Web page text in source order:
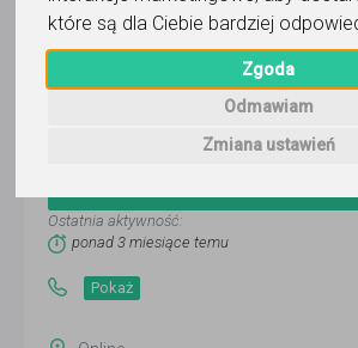
które są dla Ciebie bardziej
Zgoda
Odmawiam
Zmiana ustawień
Kacper Wójcik
Ostatnia aktywność:
ponad 3 miesiące temu
Pokaż